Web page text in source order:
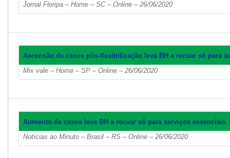
Jornal Floripa – Home – SC – Online – 26/06/2020
Ascensão de casos pós-flexibilização leva BH a recuar só para
Mix vale – Home – SP – Online – 26/06/2020
Aumento de casos leva BH a recuar só para serviços essenciais
Notícias ao Minuto – Brasil – RS – Online – 26/06/2020